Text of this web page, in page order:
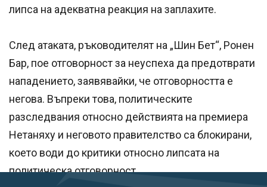
липса на адекватна реакция на заплахите.
След атаката, ръководителят на „Шин Бет“, Ронен
Бар, пое отговорност за неуспеха да предотврати
нападението, заявявайки, че отговорността е
негова. Въпреки това, политическите
разследвания относно действията на премиера
Нетаняху и неговото правителство са блокирани,
което води до критики относно липсата на
политическа отговорност.